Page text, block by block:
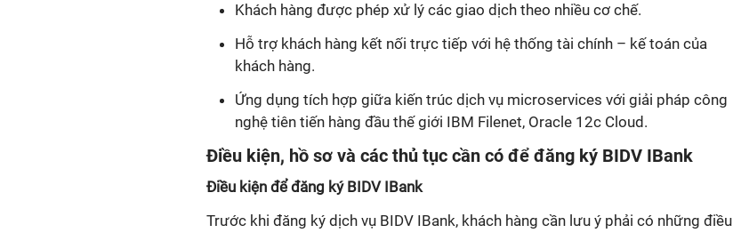
Khách hàng được phép xử lý các giao dịch theo nhiều cơ chế.
Hỗ trợ khách hàng kết nối trực tiếp với hệ thống tài chính – kế toán của
khách hàng.
Ứng dụng tích hợp giữa kiến trúc dịch vụ microservices với giải pháp công
nghệ tiên tiến hàng đầu thế giới IBM Filenet, Oracle 12c Cloud.
Điều kiện, hồ sơ và các thủ tục cần có để đăng ký BIDV IBank
Điều kiện để đăng ký BIDV IBank
Trước khi đăng ký dịch vụ BIDV IBank, khách hàng cần lưu ý phải có những điều